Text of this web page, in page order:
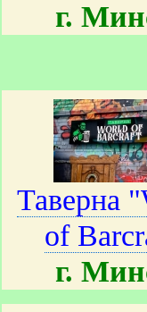
г.
Таверна
of
г.